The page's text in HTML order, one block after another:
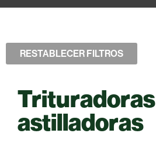
RESTABLECER FILTROS
Trituradoras
astilladoras